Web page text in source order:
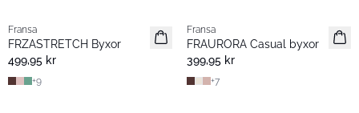
Nyhet
Fransa
FRZASTRETCH Byxor
499,95 kr
+9
Nyhet
Fransa
FRAURORA Casual byxor
399,95 kr
+7